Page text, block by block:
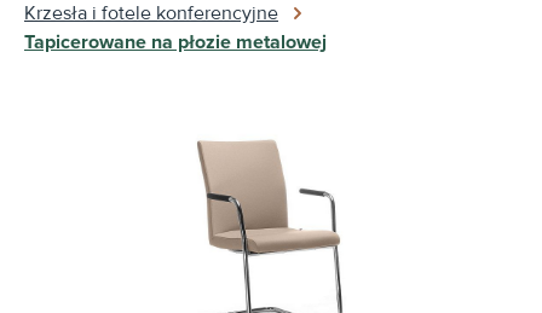
Krzesła i fotele konferencyjne
Tapicerowane na płozie metalowej